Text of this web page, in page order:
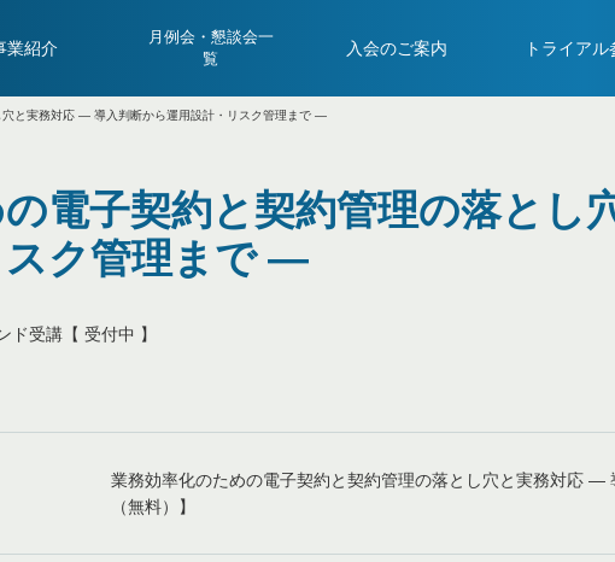
業紹介
月例会・懇談会一
覧
入会のご案内 トライアル
と実務対応 ― 導入判断から運用設計・リスク管理まで ―
電子契約と契約管理の落とし
スク管理まで ―
ド受講【 受付中 】
業務効率化のための電子契約と契約管理の落とし穴と実務対応
（無料）】